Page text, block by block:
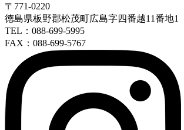
〒771-0220
徳島県板野郡松茂町広島字四番越11番地1
TEL：088-699-5995
FAX：088-699-5767